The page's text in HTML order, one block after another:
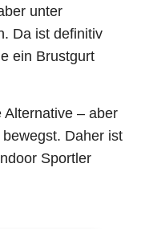
unter
Da ist definitiv
ein Brustgurt
Alternative – aber
Daher ist
Sportler